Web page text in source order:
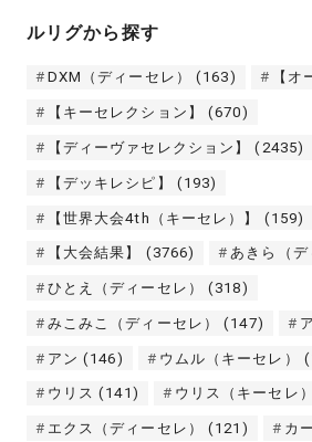
ルリグから探す
DXM（ディーセレ） (163) 【オ
【キーセレクション】 (670)
【ディーヴァセレクション】 (2435)
【デッキレシピ】 (193)
【世界大会4th（キーセレ）】 (159)
【大会結果】 (3766) あきら（デ
ひとえ（ディーセレ） (318)
みこみこ（ディーセレ） (147)
アン (146) ウムル（キーセレ）
ウリス (141) ウリス（キーセレ）
エクス（ディーセレ） (121) カ